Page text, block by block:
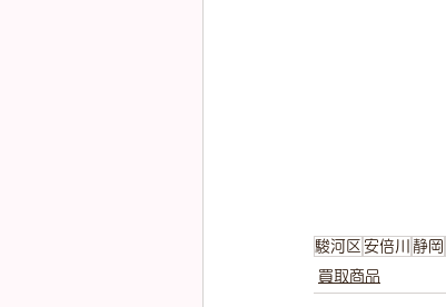
駿河区 安倍川 静岡
買取商品